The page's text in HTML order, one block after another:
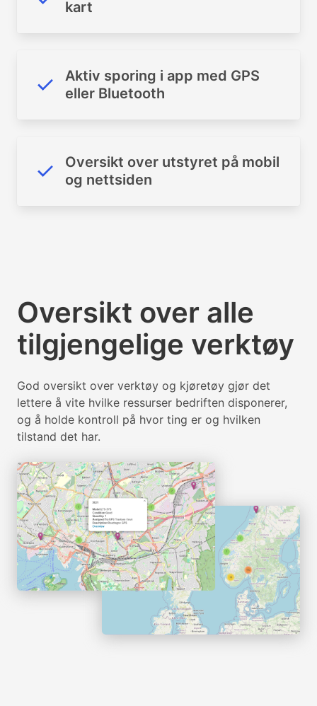
kart
Aktiv sporing i app med GPS
eller Bluetooth
Oversikt over utstyret på mobil
og nettsiden
Oversikt over alle
tilgjengelige verktøy
God oversikt over verktøy og kjøretøy gjør det
lettere å vite hvilke ressurser bedriften disponerer,
og å holde kontroll på hvor ting er og hvilken
tilstand det har.